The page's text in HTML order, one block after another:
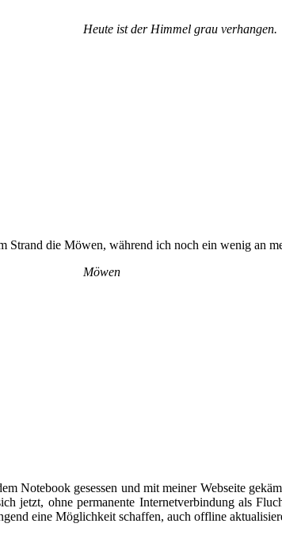
Heute ist der Himmel grau verhangen.
Strand die Möwen, während ich noch ein wenig an
Möwen
Notebook gesessen und mit meiner Webseite
jetzt, ohne permanente Internetverbindung als
eine Möglichkeit schaffen, auch offline